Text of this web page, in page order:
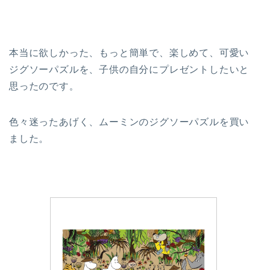
本当に欲しかった、もっと簡単で、楽しめて、可愛い
ジグソーパズルを、子供の自分にプレゼントしたいと
思ったのです。
色々迷ったあげく、ムーミンのジグソーパズルを買い
ました。